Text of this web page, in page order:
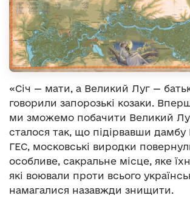
«Січ — мати, а Великий Луг —
говорили запорозькі козаки.
ми зможемо побачити Великий
сталося так, що підірвавши дамбу
ГЕС, московські виродки
особливе, сакральне місце, яке
які воювали проти всього
намагалися назавжди знищити.